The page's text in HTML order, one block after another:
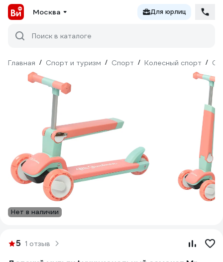
Москва Для юрлиц
Поиск в каталоге
Главная / Спорт и туризм / Спорт / Колесный спорт /
Нет в наличии
5 1 отзыв